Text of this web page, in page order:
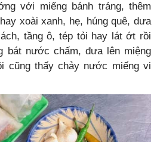
với miếng bánh tráng, thêm
xoài xanh, hẹ, húng quê, dưa
tầng ô, tép tỏi hay lát ớt rồi
bát nước chấm, đưa lên miệng
cũng thấy chảy nước miếng vi